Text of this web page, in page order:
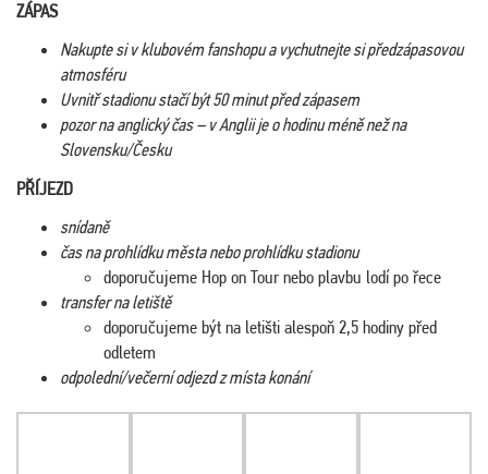
ZÁPAS
Nakupte si v klubovém fanshopu a vychutnejte si předzápasovou
atmosféru
Uvnitř stadionu stačí být 50 minut před zápasem
pozor na anglický čas – v Anglii je o hodinu méně než na
Slovensku/Česku
PŘÍJEZD
snídaně
čas na prohlídku města nebo prohlídku stadionu
doporučujeme Hop on Tour nebo plavbu lodí po řece
transfer na letiště
doporučujeme být na letišti alespoň 2,5 hodiny před
odletem
odpolední/večerní odjezd z místa konání